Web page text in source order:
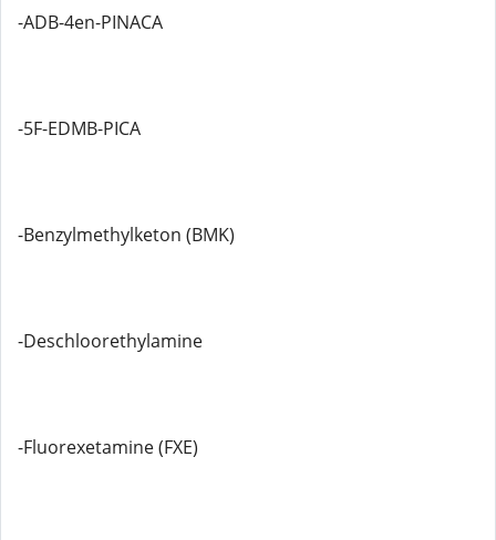
-ADB-4en-PINACA
-5F-EDMB-PICA
-Benzylmethylketon (BMK)
-Deschloorethylamine
-Fluorexetamine (FXE)